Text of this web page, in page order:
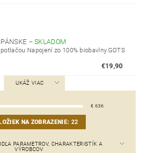
–SKLADOM
Napojení zo 100% biobavlny.GOTS
€19,90
UKÁŽ VIAC
€ 636
NA ZOBRAZENIE: 22
PARAMETROV, CHARAKTERISTÍK A
VÝROBCOV